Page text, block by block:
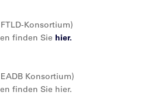
Konsortium)
finden Sie hier.
Konsortium)
finden Sie hier.